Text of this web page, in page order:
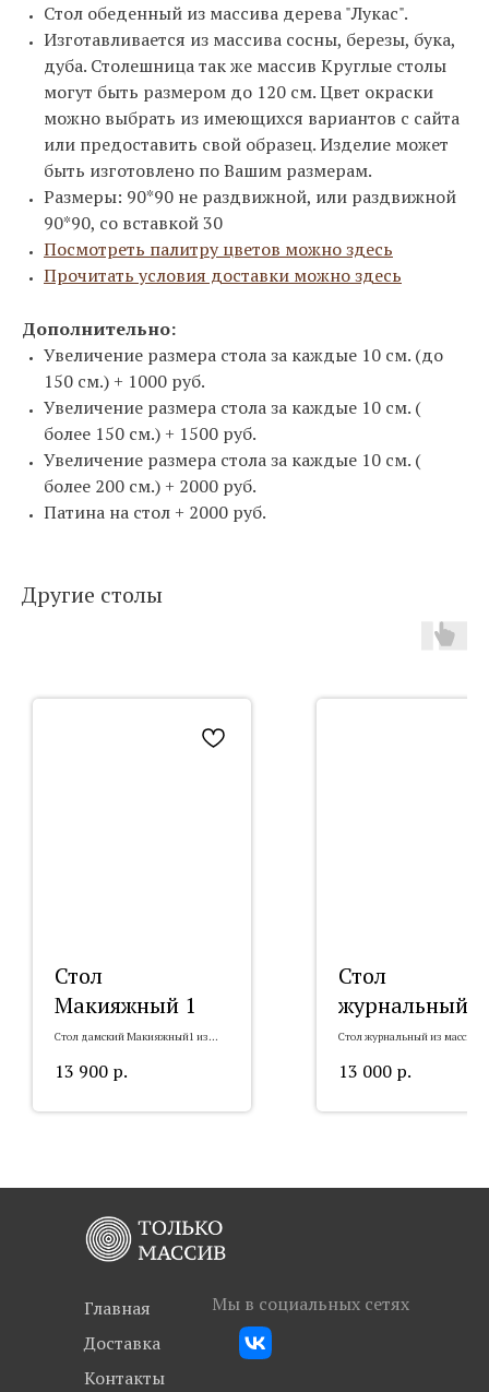
Стол обеденный из массива дерева "Лукас".
Изготавливается из массива сосны, березы, бука,
дуба. Столешница так же массив Круглые столы
могут быть размером до 120 см. Цвет окраски
можно выбрать из имеющихся вариантов с сайта
или предоставить свой образец. Изделие может
быть изготовлено по Вашим размерам.
Размеры: 90*90 не раздвижной, или раздвижной
90*90, со вставкой 30
Посмотреть палитру цветов можно здесь
Прочитать условия доставки можно здесь
Дополнительно:
Увеличение размера стола за каждые 10 см. (до
150 см.) + 1000 руб.
Увеличение размера стола за каждые 10 см. (
более 150 см.) + 1500 руб.
Увеличение размера стола за каждые 10 см. (
более 200 см.) + 2000 руб.
Патина на стол + 2000 руб.
Другие столы
Стол
Макияжный 1
Стол дамский Макияжный1 из
13 900 р.
Стол
журнальный
"Лев"
Стол журнальный из массива
13 000 р.
Главная
Доставка
Контакты
Мы в социальных сетях